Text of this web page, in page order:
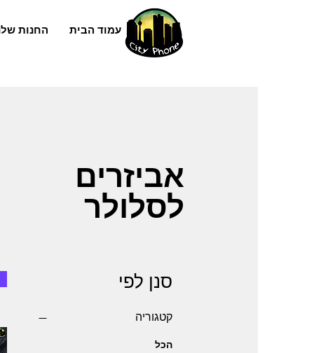
עמוד הבית החנות
אביזרים
לסלולר
סנן לפי
קטגוריה
הכל